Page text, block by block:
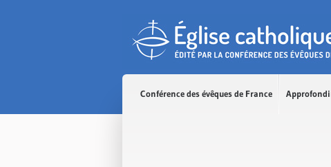
Conférence des évêques de France